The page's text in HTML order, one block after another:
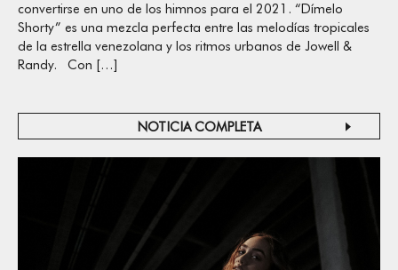
convertirse en uno de los himnos para el 2021. “Dímelo
Shorty” es una mezcla perfecta entre las melodías tropicales
de la estrella venezolana y los ritmos urbanos de Jowell &
Randy. Con […]
NOTICIA COMPLETA